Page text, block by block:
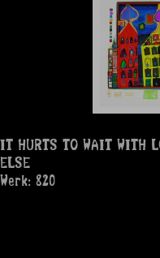
IT HURTS TO WAIT WITH
ELSE
Werk: 820